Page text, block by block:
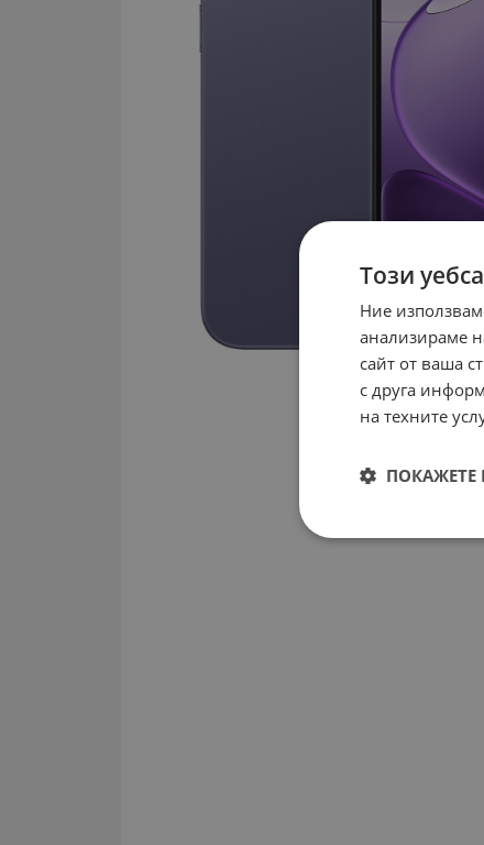
Този
Ние
анализираме
сайт от ваша
с друга
на техните